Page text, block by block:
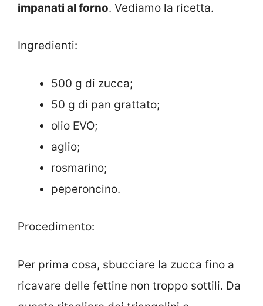
impanati al forno. Vediamo la ricetta.
Ingredienti:
500 g di zucca;
50 g di pan grattato;
olio EVO;
aglio;
rosmarino;
peperoncino.
Procedimento:
Per prima cosa, sbucciare la zucca fino a
ricavare delle fettine non troppo sottili. Da